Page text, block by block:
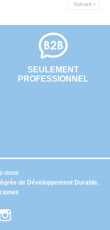
Suivant 
SEULEMENT
PROFESSIONNEL
de Développement Durable.
nous